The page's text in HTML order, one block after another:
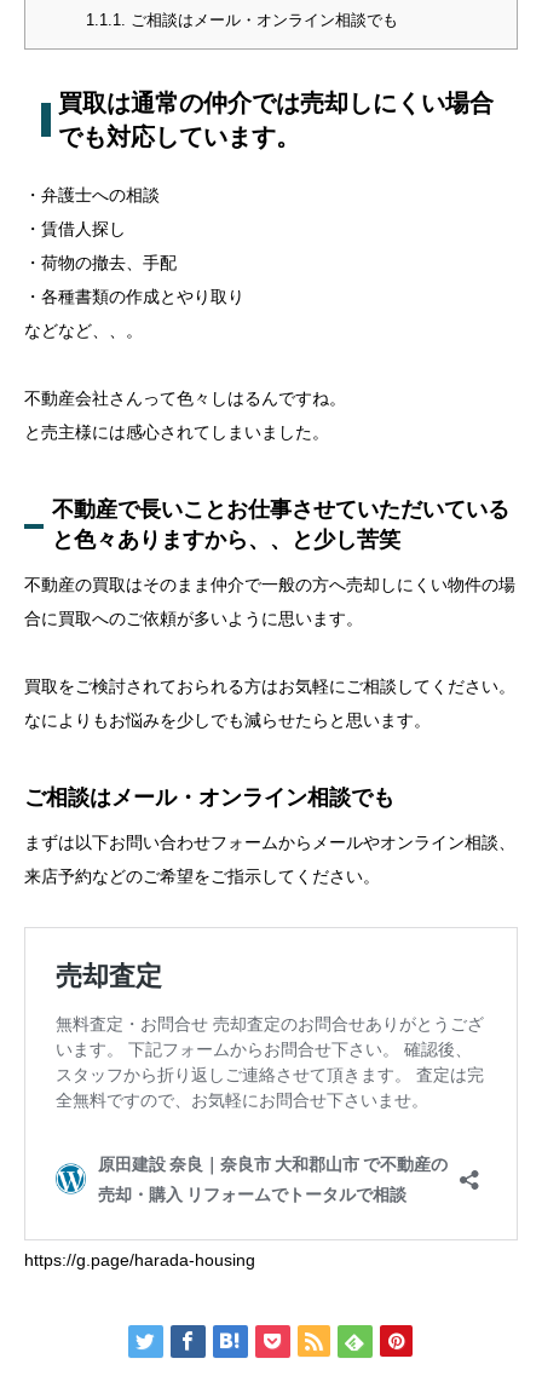
1.1.1. ご相談はメール・オンライン相談でも
買取は通常の仲介では売却しにくい場合
でも対応しています。
・弁護士への相談
・賃借人探し
・荷物の撤去、手配
・各種書類の作成とやり取り
などなど、、。
不動産会社さんって色々しはるんですね。
と売主様には感心されてしまいました。
不動産で長いことお仕事させていただいている
と色々ありますから、、と少し苦笑
不動産の買取はそのまま仲介で一般の方へ売却しにくい物件の場
合に買取へのご依頼が多いように思います。
買取をご検討されておられる方はお気軽にご相談してください。
なによりもお悩みを少しでも減らせたらと思います。
ご相談はメール・オンライン相談でも
まずは以下お問い合わせフォームからメールやオンライン相談、
来店予約などのご希望をご指示してください。
https://g.page/harada-housing